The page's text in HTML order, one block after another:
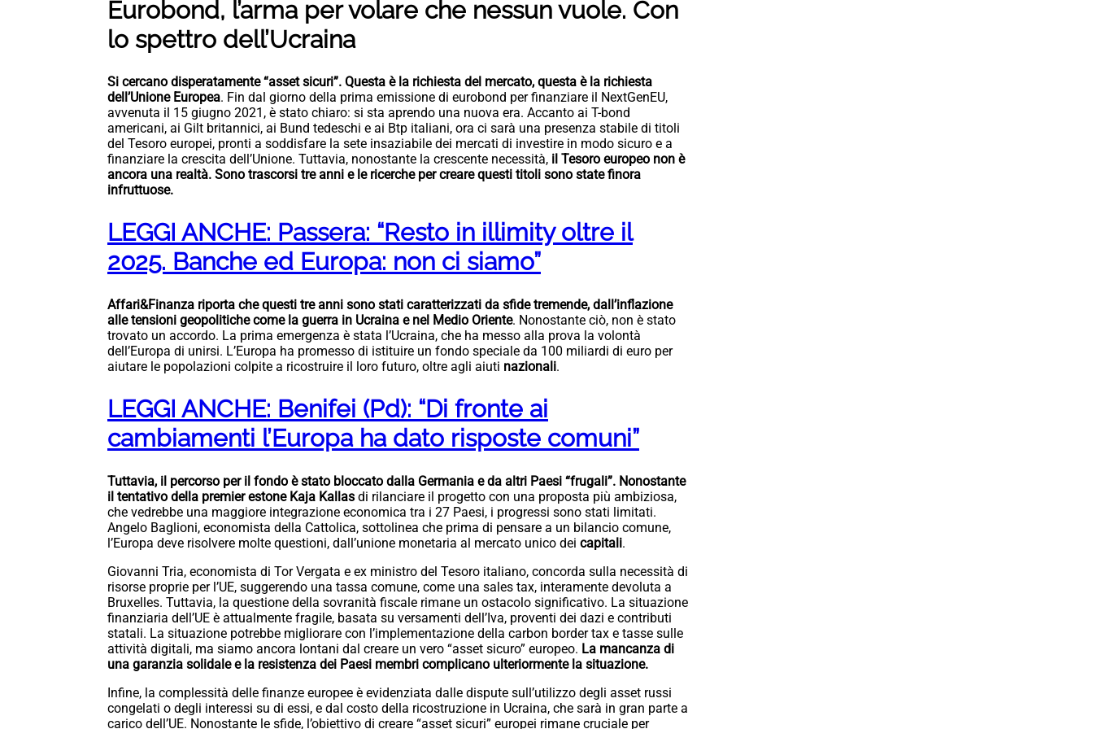
Eurobond, l’arma per volare che nessun vuole. Con
lo spettro dell’Ucraina
Si cercano disperatamente “asset sicuri”. Questa è la richiesta del mercato, questa è la richiesta
dell’Unione Europea. Fin dal giorno della prima emissione di eurobond per finanziare il NextGenEU,
avvenuta il 15 giugno 2021, è stato chiaro: si sta aprendo una nuova era. Accanto ai T-bond
americani, ai Gilt britannici, ai Bund tedeschi e ai Btp italiani, ora ci sarà una presenza stabile di titoli
del Tesoro europei, pronti a soddisfare la sete insaziabile dei mercati di investire in modo sicuro e a
finanziare la crescita dell’Unione. Tuttavia, nonostante la crescente necessità, il Tesoro europeo non è
ancora una realtà. Sono trascorsi tre anni e le ricerche per creare questi titoli sono state finora
infruttuose.
LEGGI ANCHE: Passera: “Resto in illimity oltre il
2025. Banche ed Europa: non ci siamo”
Affari&Finanza riporta che questi tre anni sono stati caratterizzati da sfide tremende, dall’inflazione
alle tensioni geopolitiche come la guerra in Ucraina e nel Medio Oriente. Nonostante ciò, non è stato
trovato un accordo. La prima emergenza è stata l’Ucraina, che ha messo alla prova la volontà
dell’Europa di unirsi. L’Europa ha promesso di istituire un fondo speciale da 100 miliardi di euro per
aiutare le popolazioni colpite a ricostruire il loro futuro, oltre agli aiuti nazionali.
LEGGI ANCHE: Benifei (Pd): “Di fronte ai
cambiamenti l’Europa ha dato risposte comuni”
Tuttavia, il percorso per il fondo è stato bloccato dalla Germania e da altri Paesi “frugali”. Nonostante
il tentativo della premier estone Kaja Kallas di rilanciare il progetto con una proposta più ambiziosa,
che vedrebbe una maggiore integrazione economica tra i 27 Paesi, i progressi sono stati limitati.
Angelo Baglioni, economista della Cattolica, sottolinea che prima di pensare a un bilancio comune,
l’Europa deve risolvere molte questioni, dall’unione monetaria al mercato unico dei capitali.
Giovanni Tria, economista di Tor Vergata e ex ministro del Tesoro italiano, concorda sulla necessità di
risorse proprie per l’UE, suggerendo una tassa comune, come una sales tax, interamente devoluta a
Bruxelles. Tuttavia, la questione della sovranità fiscale rimane un ostacolo significativo. La situazione
finanziaria dell’UE è attualmente fragile, basata su versamenti dell’Iva, proventi dei dazi e contributi
statali. La situazione potrebbe migliorare con l’implementazione della carbon border tax e tasse sulle
attività digitali, ma siamo ancora lontani dal creare un vero “asset sicuro” europeo. La mancanza di
una garanzia solidale e la resistenza dei Paesi membri complicano ulteriormente la situazione.
Infine, la complessità delle finanze europee è evidenziata dalle dispute sull’utilizzo degli asset russi
congelati o degli interessi su di essi, e dal costo della ricostruzione in Ucraina, che sarà in gran parte a
carico dell’UE. Nonostante le sfide, l’obiettivo di creare “asset sicuri” europei rimane cruciale per